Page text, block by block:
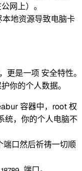
网上）。
地资源导致电脑卡
更是一项 安全特性。
你的个人数据。
容器中，root 权
， 你的个人电脑不
端口然后祈祷一切顺